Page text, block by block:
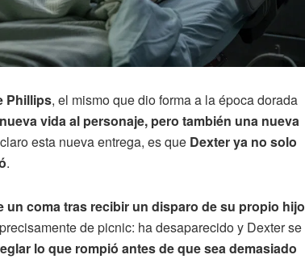
Phillips, el mismo que dio forma a la época dorada
vida al personaje, pero también una nueva
esta nueva entrega, es que Dexter ya no solo
.
un coma tras recibir un disparo de su propio hijo
de picnic: ha desaparecido y Dexter se
lo que rompió antes de que sea demasiado